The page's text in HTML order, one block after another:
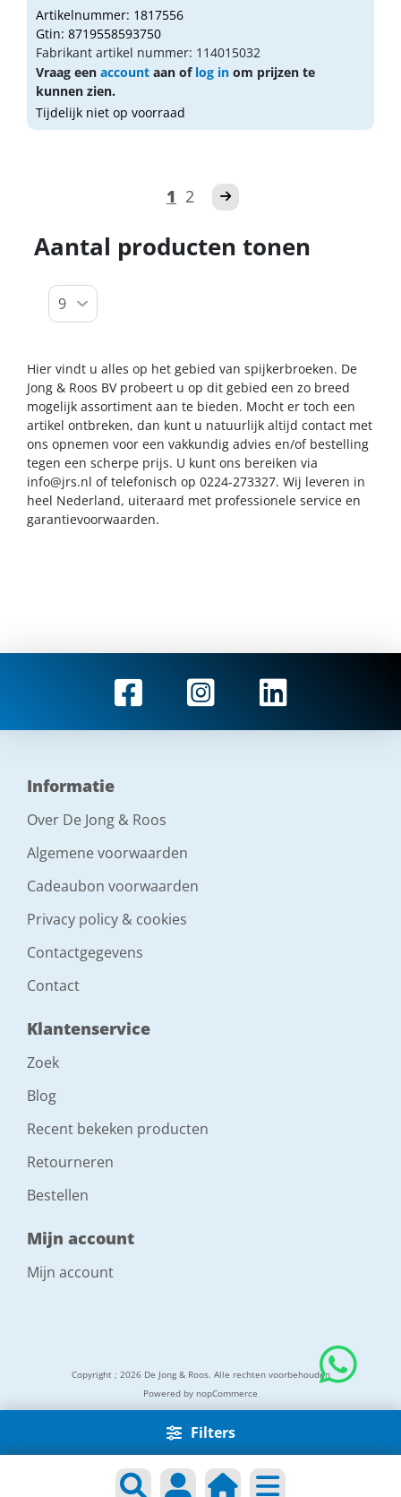
Filters
Artikelnummer: 1817556
Gtin: 8719558593750
Fabrikant artikel nummer: 114015032
Vraag een account aan of log in om prijzen te
kunnen zien.
Tijdelijk niet op voorraad
1 2
Aantal producten tonen
Hier vindt u alles op het gebied van spijkerbroeken. De
Jong & Roos BV probeert u op dit gebied een zo breed
mogelijk assortiment aan te bieden. Mocht er toch een
artikel ontbreken, dan kunt u natuurlijk altijd contact met
ons opnemen voor een vakkundig advies en/of bestelling
tegen een scherpe prijs. U kunt ons bereiken via
info@jrs.nl of telefonisch op 0224-273327. Wij leveren in
heel Nederland, uiteraard met professionele service en
garantievoorwaarden.
Informatie
Over De Jong & Roos
Algemene voorwaarden
Cadeaubon voorwaarden
Privacy policy & cookies
Contactgegevens
Contact
Klantenservice
Zoek
Blog
Recent bekeken producten
Retourneren
Bestellen
Mijn account
Mijn account
Copyright ; 2026 De Jong & Roos. Alle rechten voorbehouden
Powered by nopCommerce